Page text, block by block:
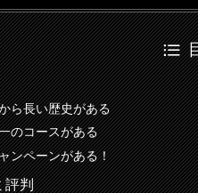
ら長い歴史がある
のコースがある
ンペーンがある！
評判